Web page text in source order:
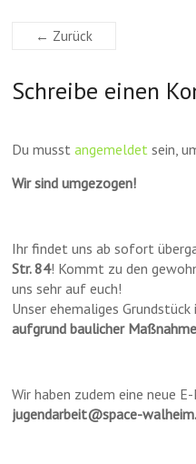
← Zurück
Schreibe einen
Du musstangemeldet sein,
Wir sind umgezogen!
Ihr findet uns ab sofort
Str. 84! Kommt zu den
uns sehr auf euch!
Unser ehemaliges
aufgrund baulicher
Wir haben zudem eine neue
jugendarbeit@space-